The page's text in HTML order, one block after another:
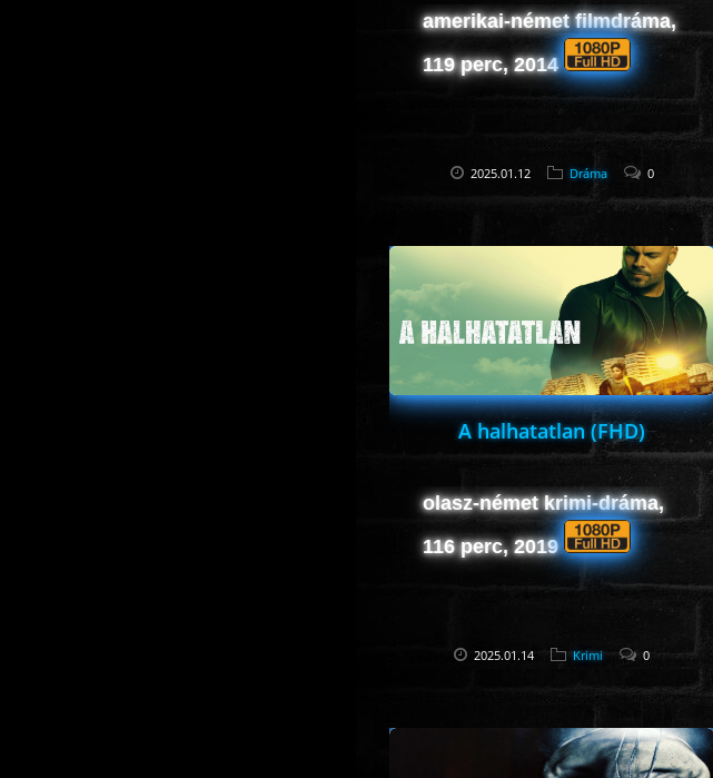
amerikai-német filmdráma,
119 perc, 2014
2025.01.12 Dráma 0
A halhatatlan (FHD)
olasz-német krimi-dráma,
116 perc, 2019
2025.01.14 Krimi 0